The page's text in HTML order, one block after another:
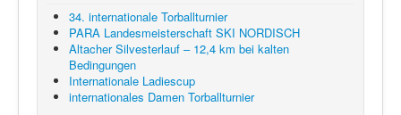
34. internationale Torballturnier
PARA Landesmeisterschaft SKI NORDISCH
Altacher Silvesterlauf – 12,4 km bei kalten
Bedingungen
Internationale Ladiescup
internationales Damen Torballturnier